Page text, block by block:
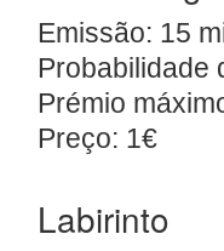
Emissão: 15
Probabilidade
Prémio
Preço: 1€
Labirinto